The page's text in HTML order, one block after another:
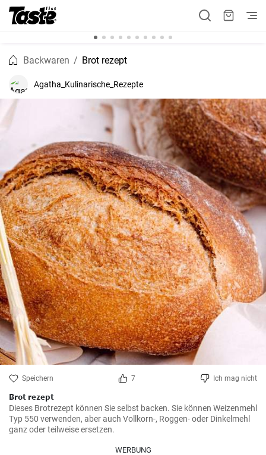
Backwaren Brot rezept
Agatha_Kulinarische_Rezepte
Speichern 7 Ich mag nicht
Brot rezept
Dieses Brotrezept können Sie selbst backen. Sie können Weizenmehl
Typ 550 verwenden, aber auch Vollkorn-, Roggen- oder Dinkelmehl
ganz oder teilweise ersetzen.
WERBUNG